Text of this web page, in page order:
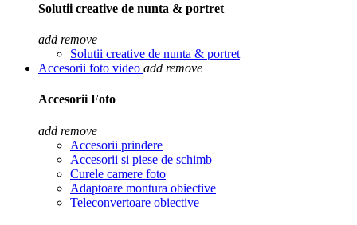
Solutii creative de nunta & portret
add remove
Solutii creative de nunta & portret
Accesorii foto video add remove
Accesorii Foto
add remove
Accesorii prindere
Accesorii si piese de schimb
Curele camere foto
Adaptoare montura obiective
Teleconvertoare obiective